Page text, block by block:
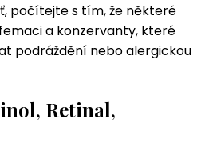
počítejte s tím, že některé
a konzervanty, které
podráždění nebo alergickou
Retinal,